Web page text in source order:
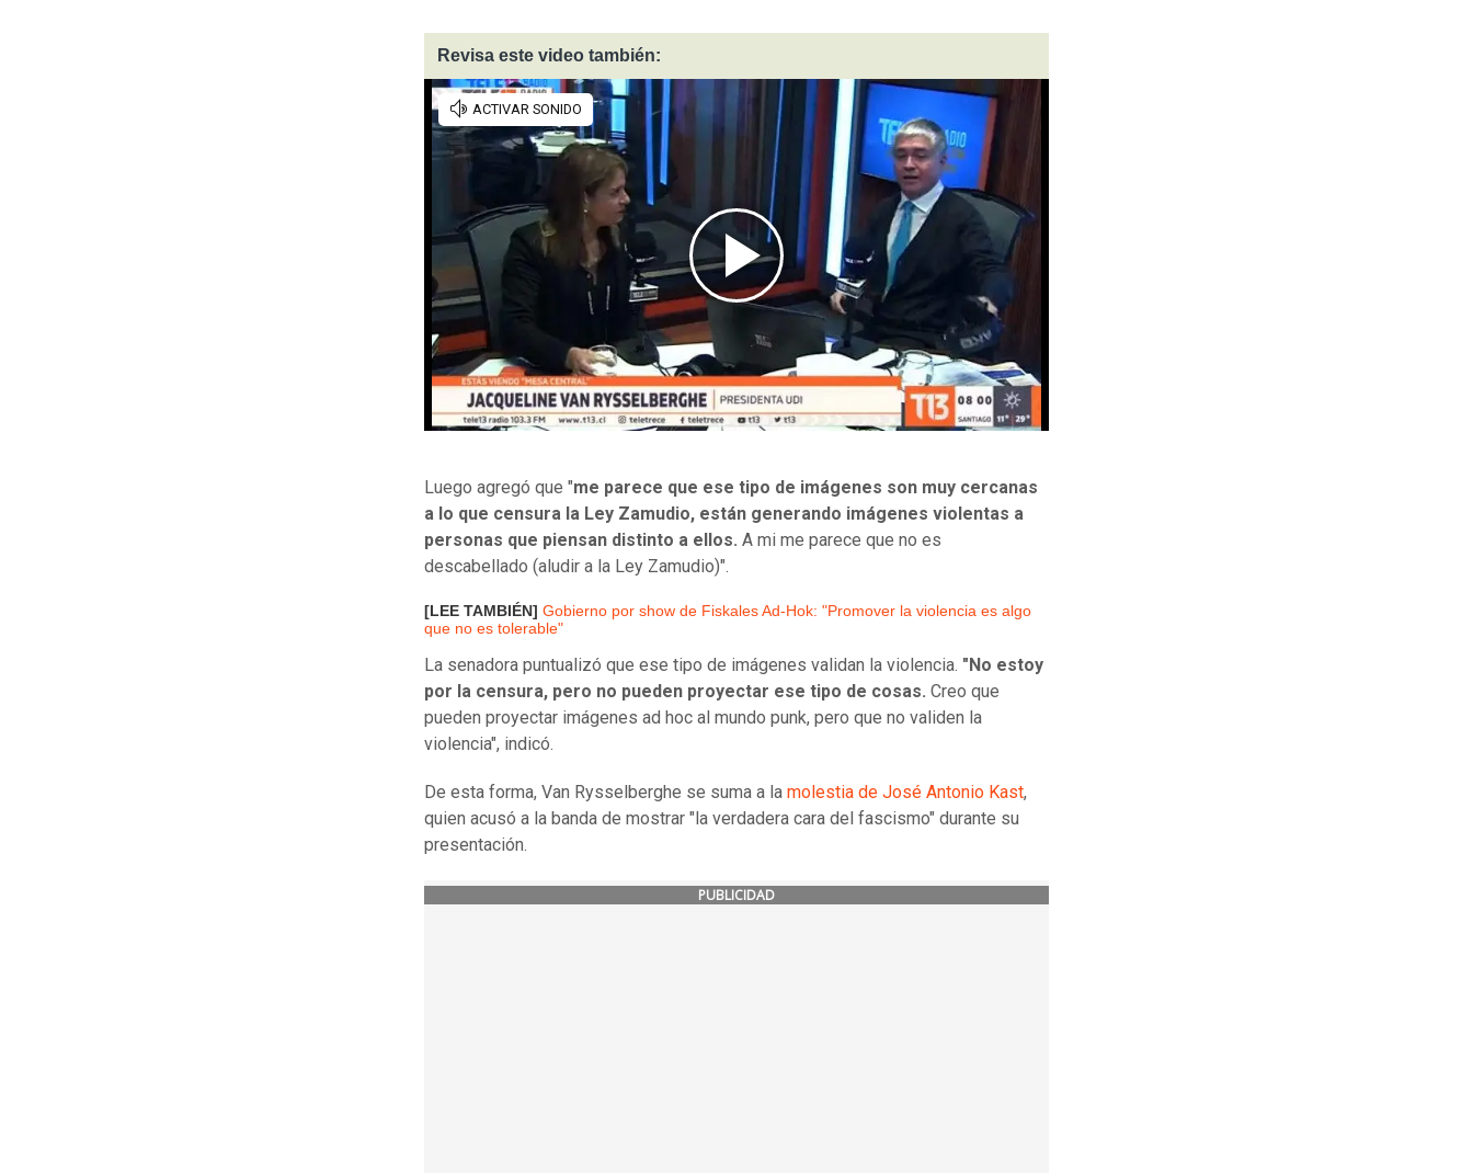
Revisa este video también:
Luego agregó que "me parece que ese tipo de imágenes son muy cercanas
a lo que censura la Ley Zamudio, están generando imágenes violentas a
personas que piensan distinto a ellos. A mi me parece que no es
descabellado (aludir a la Ley Zamudio)".
[LEE TAMBIÉN] Gobierno por show de Fiskales Ad-Hok: "Promover la violencia es algo
que no es tolerable"
La senadora puntualizó que ese tipo de imágenes validan la violencia. "No estoy
por la censura, pero no pueden proyectar ese tipo de cosas. Creo que
pueden proyectar imágenes ad hoc al mundo punk, pero que no validen la
violencia", indicó.
De esta forma, Van Rysselberghe se suma a la molestia de José Antonio Kast,
quien acusó a la banda de mostrar "la verdadera cara del fascismo" durante su
presentación.
PUBLICIDAD